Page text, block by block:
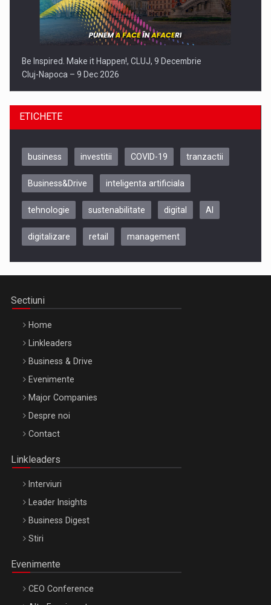
Be Inspired. Make it Happen!, CLUJ, 9 Decembrie
Cluj-Napoca – 9 Dec 2026
Be Inspired. Make it Happen!, ARTEMIS LETO, ORADEA, 8
Oradea – 8 Oct 2026
WEALTH & INVESTMENT FORUM 2026
ETICHETE
business investitii COVID-19 tranzactii
Business&Drive inteligenta artificiala
tehnologie sustenabilitate digital AI
digitalizare retail management
Sectiuni
Home
Linkleaders
Business & Drive
Evenimente
Major Companies
Despre noi
Contact
Linkleaders
Interviuri
Leader Insights
Business Digest
Stiri
Evenimente
CEO Conference